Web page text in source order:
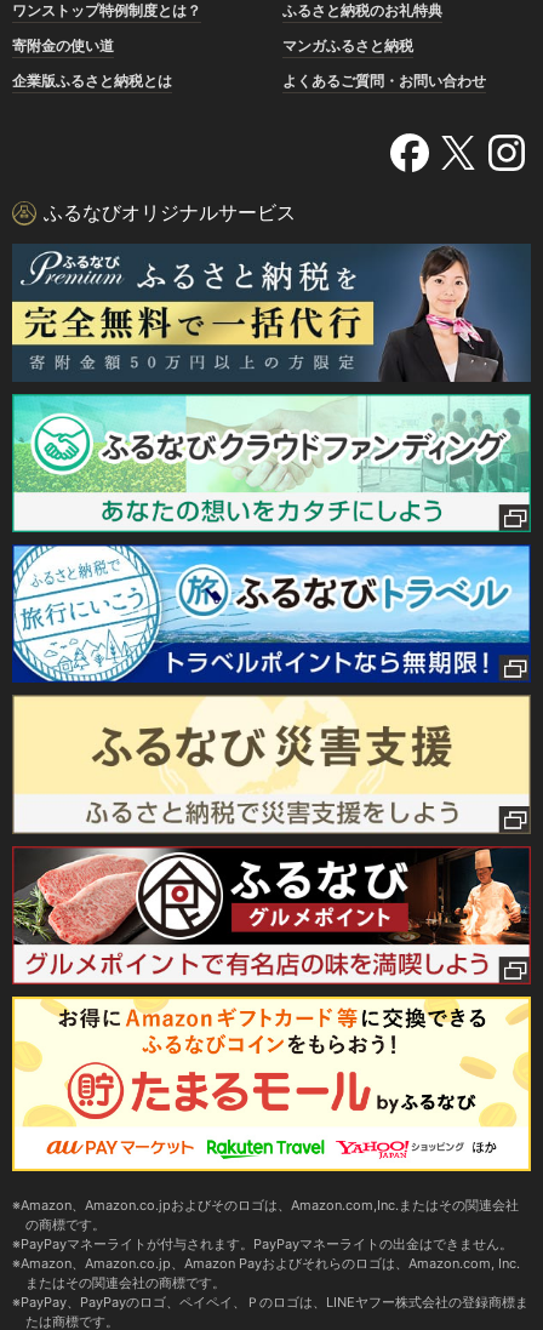
ワンストップ特例制度とは？
ふるさと納税のお礼特典
寄附金の使い道
マンガふるさと納税
企業版ふるさと納税とは
よくあるご質問・お問い合わせ
ふるなびオリジナルサービス
Amazon、Amazon.co.jpおよびそのロゴは、Amazon.com,Inc.またはその関連会社
の商標です。
PayPayマネーライトが付与されます。PayPayマネーライトの出金はできません。
Amazon、Amazon.co.jp、Amazon Payおよびそれらのロゴは、Amazon.com, Inc.
またはその関連会社の商標です。
PayPay、PayPayのロゴ、ペイペイ、Ｐのロゴは、LINEヤフー株式会社の登録商標ま
たは商標です。